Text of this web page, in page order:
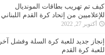
كيف تم تهريب بطاقات المونديال
للإعلاميين من إتحاد كرة القدم اللبناني
أكتوبر 27, 2022
إنجاز جديد للعبة كرة السلة وفشل آخر
للعبة كرة القدم